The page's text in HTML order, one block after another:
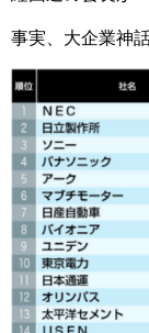
事実、大企業神